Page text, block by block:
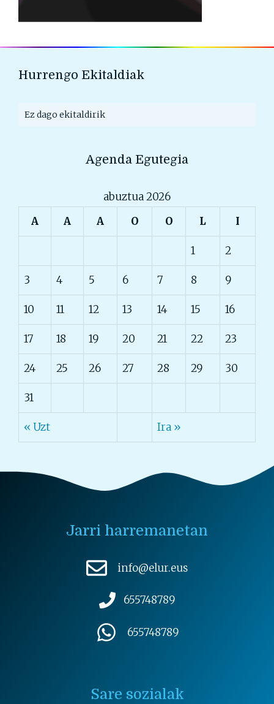
Hurrengo Ekitaldiak
Ez dago ekitaldirik
Agenda Egutegia
abuztua 2026
A
A A O O L I
1 2
3 4 5 6 7 8 9
10 11 12 13 14 15 16
17 18 19 20 21 22 23
24 25 26 27 28 29 30
31
« Uzt Ira »
Jarri harremanetan
info@elur.eus
655748789
655748789
Sare sozialak